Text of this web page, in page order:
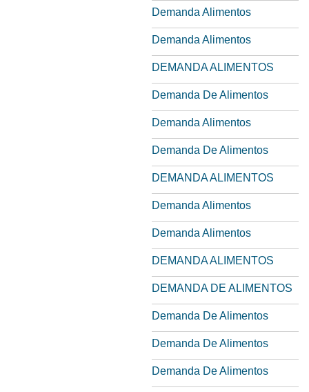
Demanda Alimentos
Demanda Alimentos
DEMANDA ALIMENTOS
Demanda De Alimentos
Demanda Alimentos
Demanda De Alimentos
DEMANDA ALIMENTOS
Demanda Alimentos
Demanda Alimentos
DEMANDA ALIMENTOS
DEMANDA DE ALIMENTOS
Demanda De Alimentos
Demanda De Alimentos
Demanda De Alimentos